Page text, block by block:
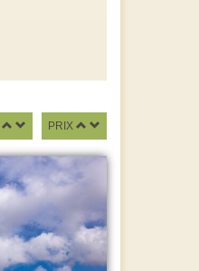
PRIX